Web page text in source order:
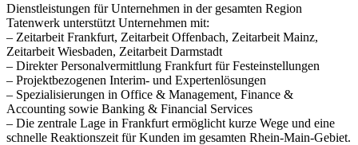
Dienstleistungen für Unternehmen in der gesamten Region
Tatenwerk unterstützt Unternehmen mit:
– Zeitarbeit Frankfurt, Zeitarbeit Offenbach, Zeitarbeit Mainz,
Zeitarbeit Wiesbaden, Zeitarbeit Darmstadt
– Direkter Personalvermittlung Frankfurt für Festeinstellungen
– Projektbezogenen Interim- und Expertenlösungen
– Spezialisierungen in Office & Management, Finance &
Accounting sowie Banking & Financial Services
– Die zentrale Lage in Frankfurt ermöglicht kurze Wege und eine
schnelle Reaktionszeit für Kunden im gesamten Rhein-Main-Gebiet.